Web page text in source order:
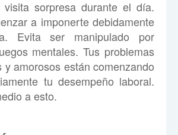
visita sorpresa durante el día.
a imponerte debidamente
Evita ser manipulado por
mentales. Tus problemas
y amorosos están comenzando
tu desempeño laboral.
a esto.